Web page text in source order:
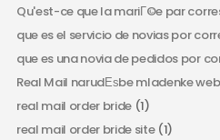
Qu'est-ce que la mariГ©e par
que es el servicio de novias por
que es una novia de pedidos por
Real Mail narudЕѕbe mladenke
real mail order bride (1)
real mail order bride site(1)